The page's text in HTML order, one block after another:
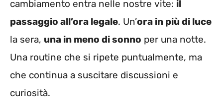
cambiamento entra nelle nostre vite: il
passaggio all’ora legale. Un’ora in più di luce
la sera, una in meno di sonno per una notte.
Una routine che si ripete puntualmente, ma
che continua a suscitare discussioni e
curiosità.